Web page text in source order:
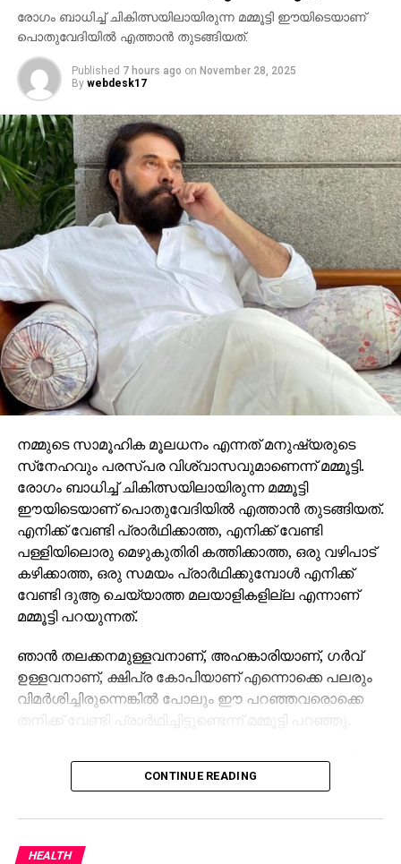
രോഗം ബാധിച്ച് ചികിത്സയിലായിരുന്ന മമ്മൂട്ടി ഈയിടെയാണ്
പൊതുവേദിയില്‍ എത്താന്‍ തുടങ്ങിയത്.
Published 7 hours ago on November 28, 2025
By webdesk17
നമ്മുടെ സാമൂഹിക മൂലധനം എന്നത് മനുഷ്യരുടെ
സ്‌നേഹവും പരസ്പര വിശ്വാസവുമാണെന്ന് മമ്മൂട്ടി.
രോഗം ബാധിച്ച് ചികിത്സയിലായിരുന്ന മമ്മൂട്ടി
ഈയിടെയാണ് പൊതുവേദിയില്‍ എത്താന്‍ തുടങ്ങിയത്.
എനിക്ക് വേണ്ടി പ്രാര്‍ഥിക്കാത്ത, എനിക്ക് വേണ്ടി
പള്ളിയിലൊരു മെഴുകുതിരി കത്തിക്കാത്ത, ഒരു വഴിപാട്
കഴിക്കാത്ത, ഒരു സമയം പ്രാര്‍ഥിക്കുമ്പോള്‍ എനിക്ക്
വേണ്ടി ദുആ ചെയ്യാത്ത മലയാളികളില്ല എന്നാണ്
മമ്മൂട്ടി പറയുന്നത്.
ഞാന്‍ തലക്കനമുള്ളവനാണ്, അഹങ്കാരിയാണ്, ഗര്‍വ്
ഉള്ളവനാണ്, ക്ഷിപ്ര കോപിയാണ് എന്നൊക്കെ പലരും
വിമര്‍ശിച്ചിരുന്നെങ്കില്‍ പോലും ഈ പറഞ്ഞവരൊക്കെ
തനിക്ക് വേണ്ടി പ്രാര്‍ഥിച്ചിട്ടുണ്ടെന്ന് മമ്മൂട്ടി പറഞ്ഞു.
താന്‍ അഹങ്കാരിയാണെന്ന് പറഞ്ഞവര്‍ പോലും തനിക്ക്
വേണ്ടി പ്രാര്‍ഥിച്ചിരുന്നുവെന്ന മമ്മൂട്ടിയുടെ വാക്കുകള്‍
അതേസമയം കളങ്കാവല്‍ ആണ് മമ്മൂട്ടിയുടേതായി
CONTINUE READING
HEALTH